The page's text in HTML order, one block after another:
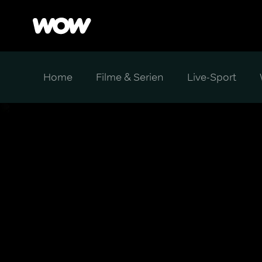
Home Filme & Serien Live-Sport